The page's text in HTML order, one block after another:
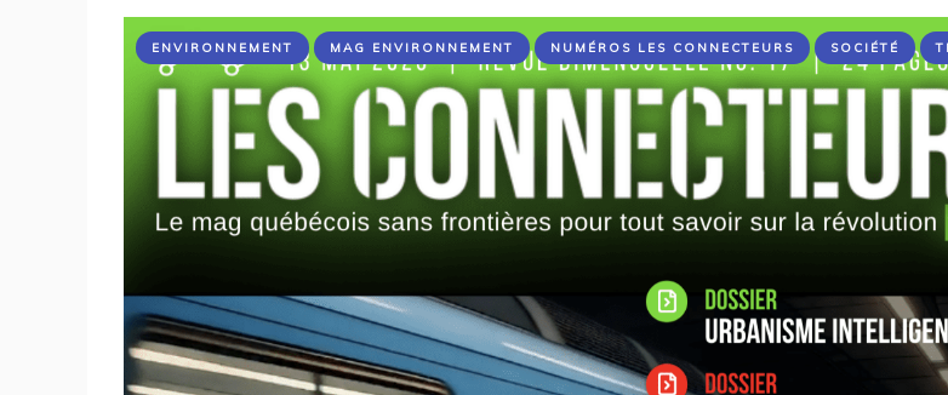
ENVIRONNEMENT MAG ENVIRONNEMENT NUMÉROS LES CONNECTEURS SOCIÉTÉ